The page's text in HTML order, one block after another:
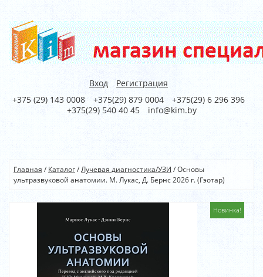
Вход
Регистрация
+375 (29) 143 0008
+375(29) 879 0004
+375(29) 6 296 396
+375(29) 540 40 45
info@kim.by
Главная /Каталог/Лучевая диагностика/УЗИ /Основы
ультразвуковой анатомии. М. Лукас, Д. Бернс 2026 г. (Гэотар)
Новинка!